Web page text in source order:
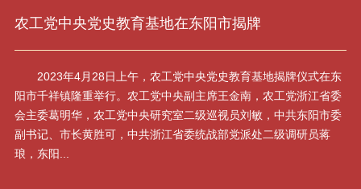
农工党中央党史教育基地在东阳市揭牌
2023年4月28日上午，农工党中央党史教育基地揭牌仪式在东
阳市千祥镇隆重举行。农工党中央副主席王金南，农工党浙江省委
会主委葛明华，农工党中央研究室二级巡视员刘敏，中共东阳市委
副书记、市长黄胜可，中共浙江省委统战部党派处二级调研员蒋
琅，东阳...